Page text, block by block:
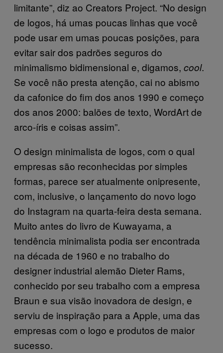
limitante”, diz ao Creators Project. “No design
de logos, há umas poucas linhas que você
pode usar em umas poucas posições, para
evitar sair dos padrões seguros do
minimalismo bidimensional e, digamos, cool.
Se você não presta atenção, cai no abismo
da cafonice do fim dos anos 1990 e começo
dos anos 2000: balões de texto, WordArt de
arco-íris e coisas assim”.
O design minimalista de logos, com o qual
empresas são reconhecidas por simples
formas, parece ser atualmente onipresente,
com, inclusive, o lançamento do novo logo
do Instagram na quarta-feira desta semana.
Muito antes do livro de Kuwayama, a
tendência minimalista podia ser encontrada
na década de 1960 e no trabalho do
designer industrial alemão Dieter Rams,
conhecido por seu trabalho com a empresa
Braun e sua visão inovadora de design, e
serviu de inspiração para a Apple, uma das
empresas com o logo e produtos de maior
sucesso.